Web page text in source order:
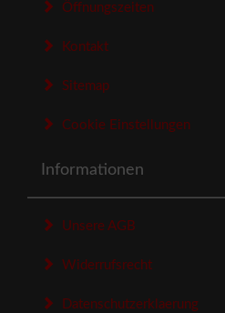
Öffnungszeiten
Kontakt
Sitemap
Cookie Einstellungen
Informationen
Unsere AGB
Widerrufsrecht
Datenschutzerklaerung